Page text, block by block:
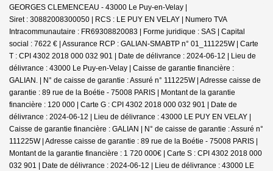
GEORGES CLEMENCEAU - 43000 Le Puy-en-Velay |
Siret : 30882008300050 | RCS : LE PUY EN VELAY | Numero TVA
Intracommunautaire : FR69308820083 | Forme juridique : SAS | Capital
social : 7622 € | Assurance RCP : GALIAN-SMABTP n° 01_111225W | Carte
T : CPI 4302 2018 000 032 901 | Date de délivrance : 2024-06-12 | Lieu de
délivrance : 43000 Le Puy-en-Velay | Caisse de garantie financière :
GALIAN. | N° de caisse de garantie : Assuré n° 111225W | Adresse caisse de
garantie : 89 rue de la Boétie - 75008 PARIS | Montant de la garantie
financière : 120 000 | Carte G : CPI 4302 2018 000 032 901 | Date de
délivrance : 2024-06-12 | Lieu de délivrance : 43000 LE PUY EN VELAY |
Caisse de garantie financière : GALIAN | N° de caisse de garantie : Assuré n°
111225W | Adresse caisse de garantie : 89 rue de la Boétie - 75008 PARIS |
Montant de la garantie financière : 1 720 000€ | Carte S : CPI 4302 2018 000
032 901 | Date de délivrance : 2024-06-12 | Lieu de délivrance : 43000 LE